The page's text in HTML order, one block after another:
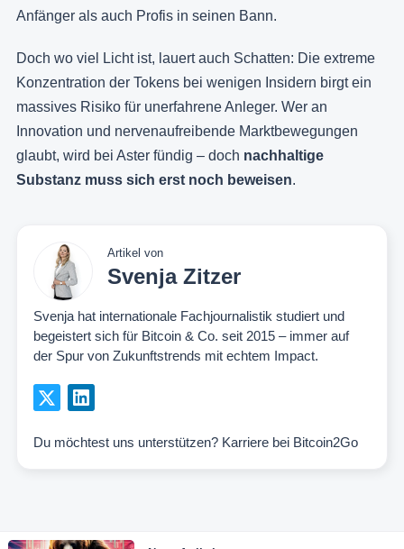
Anfänger als auch Profis in seinen Bann.
Doch wo viel Licht ist, lauert auch Schatten: Die extreme
Konzentration der Tokens bei wenigen Insidern birgt ein
massives Risiko für unerfahrene Anleger. Wer an
Innovation und nervenaufreibende Marktbewegungen
glaubt, wird bei Aster fündig – doch nachhaltige
Substanz muss sich erst noch beweisen.
Artikel von
Svenja Zitzer
Svenja hat internationale Fachjournalistik studiert und
begeistert sich für Bitcoin & Co. seit 2015 – immer auf
der Spur von Zukunftstrends mit echtem Impact.
Du möchtest uns unterstützen? Karriere bei Bitcoin2Go